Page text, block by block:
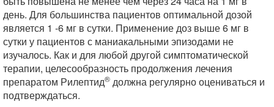
день. Для большинства пациентов оптимальной дозой
является 1 -6 мг в сутки. Применение доз выше 6 мг в
сутки у пациентов с маниакальными эпизодами не
изучалось. Как и для любой другой симптоматической
терапии, целесообразность продолжения лечения
препаратом Рилептид® должна регулярно оцениваться и
подтверждаться.